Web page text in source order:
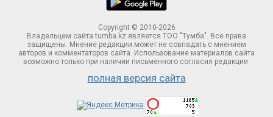
Copyright © 2010-2026
Владельцем сайта tumba.kz является ТОО "Тумба". Все права
защищены. Мнение редакции может не совпадать с мнением
авторов и комментаторов сайта. Использование материалов сайта
возможно только при наличии письменного согласия редакции.
полная версия сайта